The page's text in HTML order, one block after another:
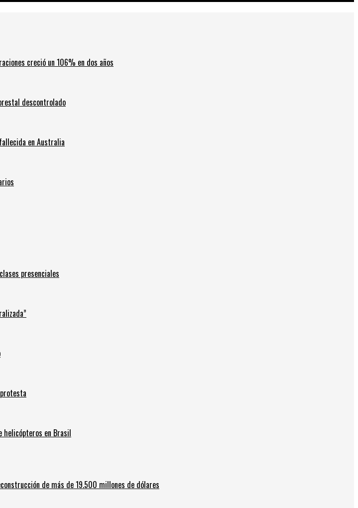
creció un 106% en dos años
descontrolado
en Australia
presenciales
helicópteros en Brasil
de más de 19.500 millones de dólares